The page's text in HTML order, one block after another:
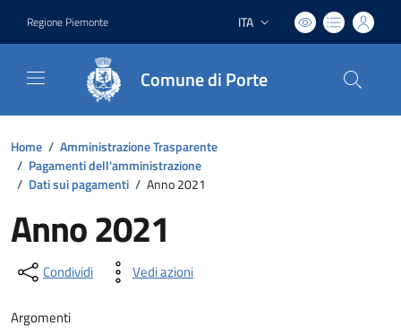
Regione Piemonte Lingua attiva:
ITA
Comune di Porte
Home / Amministrazione Trasparente
/ Pagamenti dell'amministrazione
/ Dati sui pagamenti / Anno 2021
Anno 2021
Condividi Vedi azioni
Argomenti